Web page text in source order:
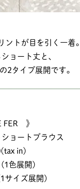
ントが目を引く一着。
ョート丈と、
2タイプ展開です。
FER 》
ョートブラウス
in)
(1色展開)
サイズ展開)